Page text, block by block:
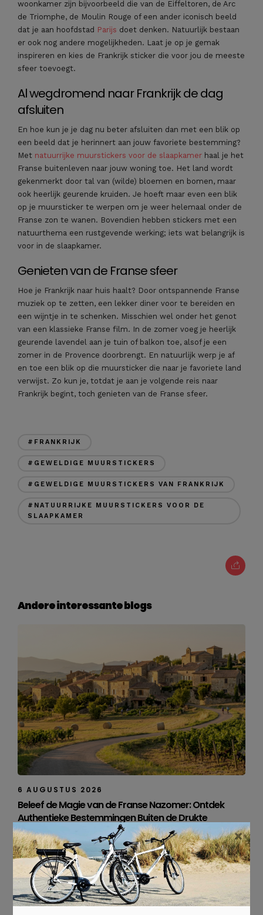
woonkamer zijn bijvoorbeeld die van de Eiffeltoren, de Arc
de Triomphe, de Moulin Rouge of een ander iconisch beeld
dat je aan hoofdstad Parijs doet denken. Natuurlijk bestaan
er ook nog andere mogelijkheden. Laat je op je gemak
inspireren en kies de Frankrijk sticker die voor jou de meeste
sfeer toevoegt.
Al wegdromend naar Frankrijk de dag
afsluiten
En hoe kun je je dag nu beter afsluiten dan met een blik op
een beeld dat je herinnert aan jouw favoriete bestemming?
Met natuurrijke muurstickers voor de slaapkamer haal je het
Franse buitenleven naar jouw woning toe. Het land wordt
gekenmerkt door tal van (wilde) bloemen en bomen, maar
ook heerlijk geurende kruiden. Je hoeft maar even een blik
op je muursticker te werpen om je weer helemaal onder de
Franse zon te wanen. Bovendien hebben stickers met een
natuurthema een rustgevende werking; iets wat belangrijk is
voor in de slaapkamer.
Genieten van de Franse sfeer
Hoe je Frankrijk naar huis haalt? Door ontspannende Franse
muziek op te zetten, een lekker diner voor te bereiden en
een wijntje in te schenken. Misschien wel onder het genot
van een klassieke Franse film. In de zomer voeg je heerlijk
geurende lavendel aan je tuin of balkon toe, alsof je een
zomer in de Provence doorbrengt. En natuurlijk werp je af
en toe een blik op die muursticker die naar je favoriete land
verwijst. Zo kun je, totdat je aan je volgende reis naar
Frankrijk begint, toch genieten van de Franse sfeer.
#FRANKRIJK
#GEWELDIGE MUURSTICKERS
#GEWELDIGE MUURSTICKERS VAN FRANKRIJK
#NATUURRIJKE MUURSTICKERS VOOR DE
SLAAPKAMER
Andere interessante blogs
6 AUGUSTUS 2026
Beleef de Magie van de Franse Nazomer: Ontdek
Authentieke Bestemmingen Buiten de Drukte
×